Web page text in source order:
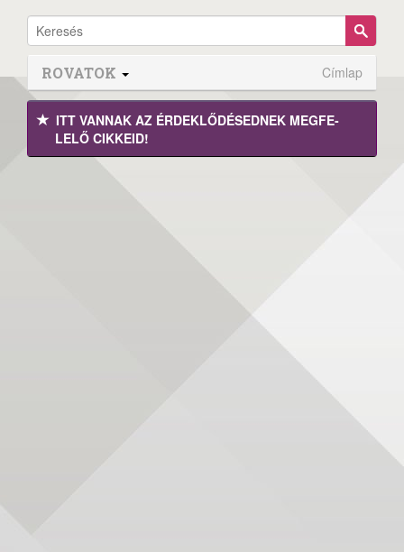
ROVATOK Címlap
ITT VANNAK AZ ÉRDEK­LŐDÉ­SEDNEK MEGFE­
LELŐ CIKKEID!